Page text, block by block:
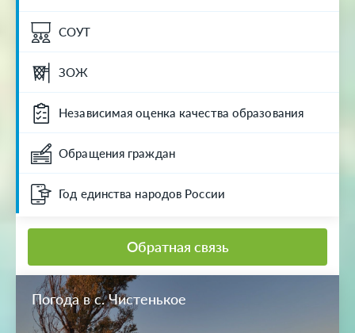
СОУТ
ЗОЖ
Независимая оценка качества образования
Обращения граждан
Год единства народов России
Обратная связь
Погода в с. Чистенькое